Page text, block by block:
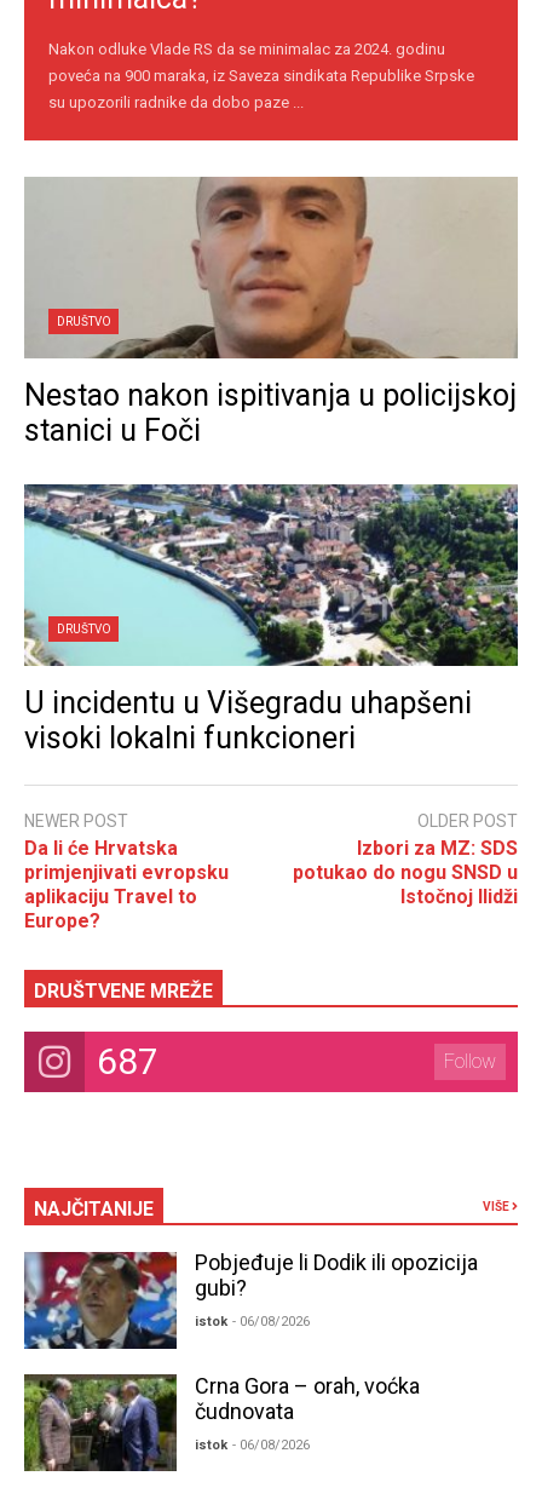
Nakon odluke Vlade RS da se minimalac za 2024. godinu
poveća na 900 maraka, iz Saveza sindikata Republike Srpske
su upozorili radnike da dobo paze ...
DRUŠTVO
Nestao nakon ispitivanja u policijskoj
stanici u Foči
DRUŠTVO
U incidentu u Višegradu uhapšeni
visoki lokalni funkcioneri
NEWER POST
Da li će Hrvatska
primjenjivati evropsku
aplikaciju Travel to
Europe?
OLDER POST
Izbori za MZ: SDS
potukao do nogu SNSD u
Istočnoj Ilidži
DRUŠTVENE MREŽE
687 Follow
NAJČITANIJE VIŠE
Pobjeđuje li Dodik ili opozicija
gubi?
istok - 06/08/2026
Crna Gora – orah, voćka
čudnovata
istok - 06/08/2026